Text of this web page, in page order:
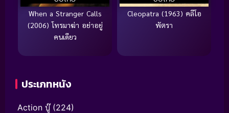
When a Stranger Calls
(2006) โทรมาฆ่า อย่าอยู่
คนเดียว
Cleopatra (1963) คลีโอ
พัตรา
ประเภทหนัง
Action บู๊(224)